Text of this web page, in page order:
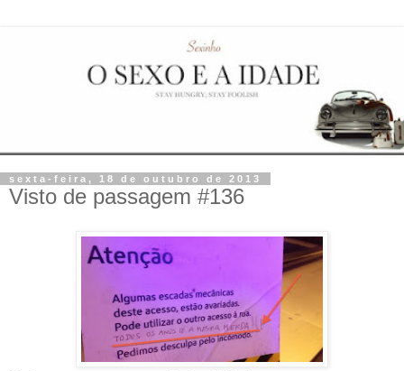
sexta-feira, 18 de outubro de 2013
Visto de passagem #136